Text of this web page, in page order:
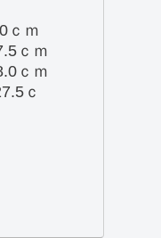
ｍ
ｃｍ
ｃｍ
ｃ